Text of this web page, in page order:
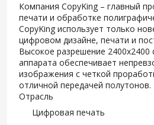
Компания CopyKing – главный
печати и обработке
CopyKing использует только
цифровом дизайне, печати и
Высокое разрешение 2400x2400
аппарата обеспечивает
изображения с четкой
отличной передачей полутонов.
Отрасль
Цифровая печать